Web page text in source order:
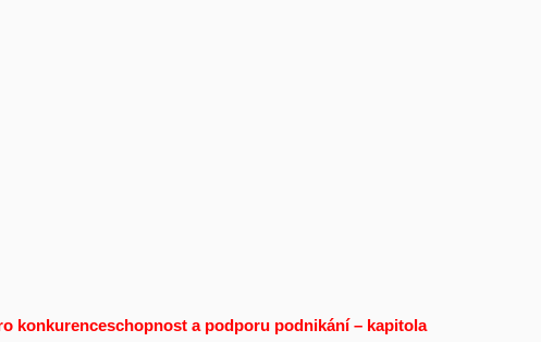
konkurenceschopnost a podporu podnikání – kapitola